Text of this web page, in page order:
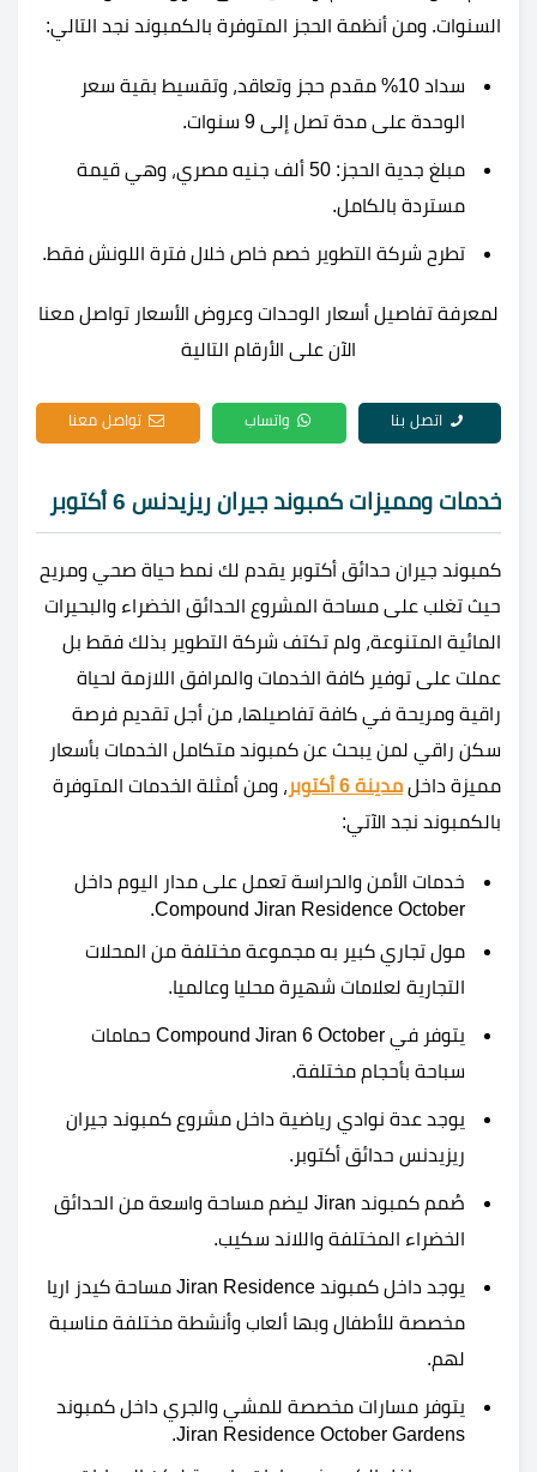
السنوات. ومن أنظمة الحجز المتوفرة بالكمبوند نجد التالي:
سداد 10% مقدم حجز وتعاقد، وتقسيط بقية سعر
الوحدة على مدة تصل إلى 9 سنوات.
مبلغ جدية الحجز: 50 ألف جنيه مصري، وهي قيمة
مستردة بالكامل.
تطرح شركة التطوير خصم خاص خلال فترة اللونش فقط.
لمعرفة تفاصيل أسعار الوحدات وعروض الأسعار تواصل معنا
الآن على الأرقام التالية
اتصل بنا واتساب تواصل معنا
خدمات ومميزات كمبوند جيران ريزيدنس 6 أكتوبر
كمبوند جيران حدائق أكتوبر يقدم لك نمط حياة صحي ومريح
حيث تغلب على مساحة المشروع الحدائق الخضراء والبحيرات
المائية المتنوعة، ولم تكتف شركة التطوير بذلك فقط بل
عملت على توفير كافة الخدمات والمرافق اللازمة لحياة
راقية ومريحة في كافة تفاصيلها، من أجل تقديم فرصة
سكن راقي لمن يبحث عن كمبوند متكامل الخدمات بأسعار
مميزة داخل مدينة 6 أكتوبر
، ومن أمثلة الخدمات المتوفرة
بالكمبوند نجد الآتي:
خدمات الأمن والحراسة تعمل على مدار اليوم داخل
Compound Jiran Residence October.
مول تجاري كبير به مجموعة مختلفة من المحلات
التجارية لعلامات شهيرة محليا وعالميا.
يتوفر في Compound Jiran 6 October حمامات
سباحة بأحجام مختلفة.
يوجد عدة نوادي رياضية داخل مشروع كمبوند جيران
ريزيدنس حدائق أكتوبر.
صُمم كمبوند Jiran ليضم مساحة واسعة من الحدائق
الخضراء المختلفة واللاند سكيب.
يوجد داخل كمبوند Jiran Residence مساحة كيدز اريا
مخصصة للأطفال وبها ألعاب وأنشطة مختلفة مناسبة
لهم.
يتوفر مسارات مخصصة للمشي والجري داخل كمبوند
Jiran Residence October Gardens.